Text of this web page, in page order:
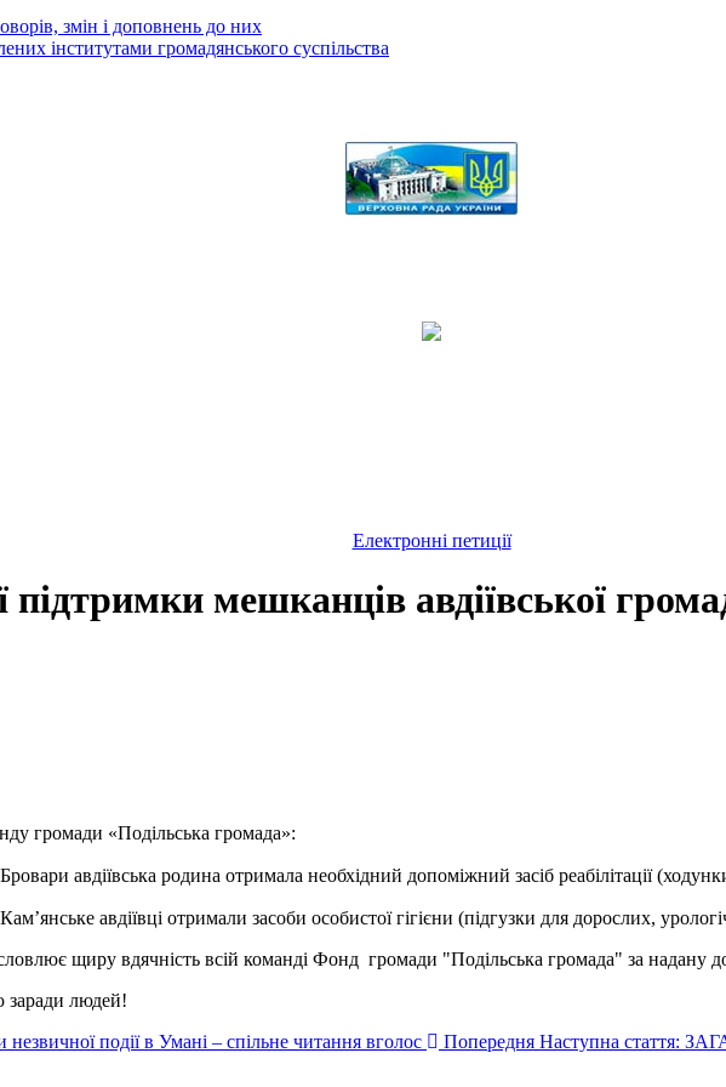
змін і доповнень до них
інститутами громадянського суспільства
Електронні петиції
підтримки мешканців авдіївської
громади «Подільська громада»:
авдіївська родина отримала необхідний допоміжний засіб реабілітації
авдіївці отримали засоби особистої гігієни (підгузки для дорослих,
щиру вдячність всій команді Фонд громади "Подільська громада" за надану
заради людей!
події в Умані – спільне читання вголос
Попередня Наступна